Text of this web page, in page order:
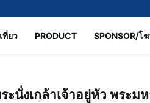
ที่ยว PRODUCT SPONSOR/โ
นั่งเกล้าเจ้าอยู่หัว พระม